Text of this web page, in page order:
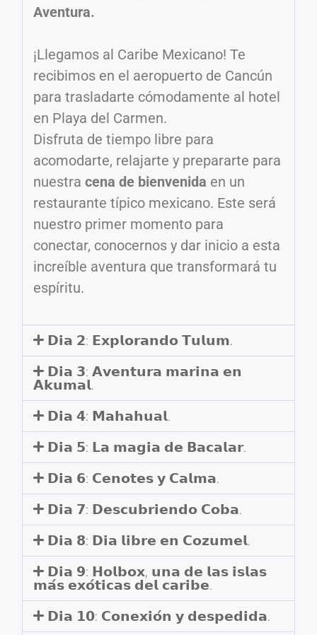
Aventura.
¡Llegamos al Caribe Mexicano! Te
recibimos en el aeropuerto de Cancún
para trasladarte cómodamente al hotel
en Playa del Carmen.
Disfruta de tiempo libre para
acomodarte, relajarte y prepararte para
nuestra cena de bienvenida en un
restaurante típico mexicano. Este será
nuestro primer momento para
conectar, conocernos y dar inicio a esta
increíble aventura que transformará tu
espíritu.
𝗗𝗶𝗮 𝟮: 𝗘𝘅𝗽𝗹𝗼𝗿𝗮𝗻𝗱𝗼 𝗧𝘂𝗹𝘂𝗺.
𝗗𝗶𝗮 𝟯: 𝗔𝘃𝗲𝗻𝘁𝘂𝗿𝗮 𝗺𝗮𝗿𝗶𝗻𝗮 𝗲𝗻
𝗔𝗸𝘂𝗺𝗮𝗹.
𝗗𝗶𝗮 𝟰: 𝗠𝗮𝗵𝗮𝗵𝘂𝗮𝗹.
𝗗𝗶𝗮 𝟱: 𝗟𝗮 𝗺𝗮𝗴𝗶𝗮 𝗱𝗲 𝗕𝗮𝗰𝗮𝗹𝗮𝗿.
𝗗𝗶𝗮 𝟲: 𝗖𝗲𝗻𝗼𝘁𝗲𝘀 𝘆 𝗖𝗮𝗹𝗺𝗮.
𝗗𝗶𝗮 𝟳: 𝗗𝗲𝘀𝗰𝘂𝗯𝗿𝗶𝗲𝗻𝗱𝗼 𝗖𝗼𝗯𝗮.
𝗗𝗶𝗮 𝟴: 𝗗𝗶𝗮 𝗹𝗶𝗯𝗿𝗲 𝗲𝗻 𝗖𝗼𝘇𝘂𝗺𝗲𝗹.
𝗗𝗶𝗮 𝟵: 𝗛𝗼𝗹𝗯𝗼𝘅, 𝘂𝗻𝗮 𝗱𝗲 𝗹𝗮𝘀 𝗶𝘀𝗹𝗮𝘀
𝗺𝗮́𝘀 𝗲𝘅𝗼́𝘁𝗶𝗰𝗮𝘀 𝗱𝗲𝗹 𝗰𝗮𝗿𝗶𝗯𝗲.
𝗗𝗶𝗮 𝟭𝟬: 𝗖𝗼𝗻𝗲𝘅𝗶𝗼́𝗻 𝘆 𝗱𝗲𝘀𝗽𝗲𝗱𝗶𝗱𝗮.